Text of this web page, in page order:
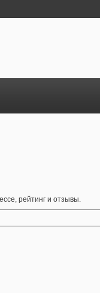
рейтинг и отзывы.